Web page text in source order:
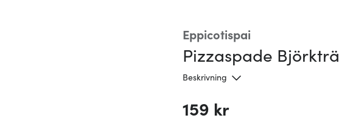
Eppicotispai
Pizzaspade Björkträ
Beskrivning
159 kr